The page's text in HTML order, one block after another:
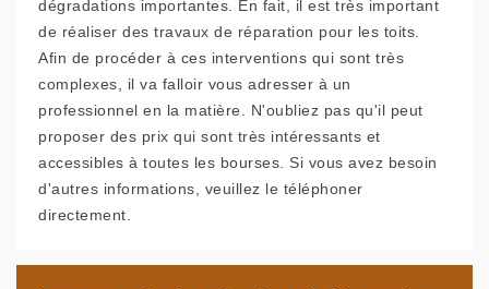
dégradations importantes. En fait, il est très important
de réaliser des travaux de réparation pour les toits.
Afin de procéder à ces interventions qui sont très
complexes, il va falloir vous adresser à un
professionnel en la matière. N'oubliez pas qu'il peut
proposer des prix qui sont très intéressants et
accessibles à toutes les bourses. Si vous avez besoin
d'autres informations, veuillez le téléphoner
directement.